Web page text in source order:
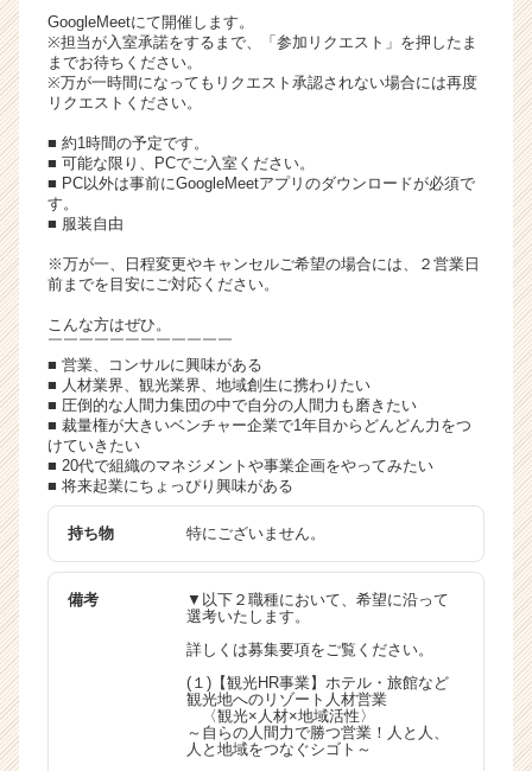
e
GoogleMeetにて開催します。
※担当が入室承諾をするまで、「参加リクエスト」を押したま
までお待ちください。
※万が一時間になってもリクエスト承認されない場合には再度
リクエストください。
■ 約1時間の予定です。
■ 可能な限り、PCでご入室ください。
■ PC以外は事前にGoogleMeetアプリのダウンロードが必須で
す。
■ 服装自由
※万が一、日程変更やキャンセルご希望の場合には、２営業日
前までを目安にご対応ください。
こんな方はぜひ。
￣￣￣￣￣￣￣￣￣￣￣￣
■ 営業、コンサルに興味がある
■ 人材業界、観光業界、地域創生に携わりたい
■ 圧倒的な人間力集団の中で自分の人間力も磨きたい
■ 裁量権が大きいベンチャー企業で1年目からどんどん力をつ
けていきたい
■ 20代で組織のマネジメントや事業企画をやってみたい
■ 将来起業にちょっぴり興味がある
持ち物 特にございません。
備考
▼以下２職種において、希望に沿って
選考いたします。
詳しくは募集要項をご覧ください。
(１)【観光HR事業】ホテル・旅館など
観光地へのリゾート人材営業
〈観光×人材×地域活性〉
～自らの人間力で勝つ営業！人と人、
人と地域をつなぐシゴト～